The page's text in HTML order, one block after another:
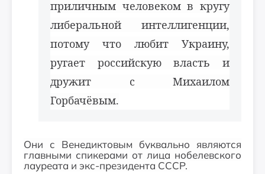
приличным человеком в кругу
либеральной интеллигенции,
потому что любит Украину,
ругает российскую власть и
дружит с Михаилом
Горбачёвым.
Они с Венедиктовым буквально являются
главными спикерами от лица нобелевского
лауреата и экс-президента СССР.